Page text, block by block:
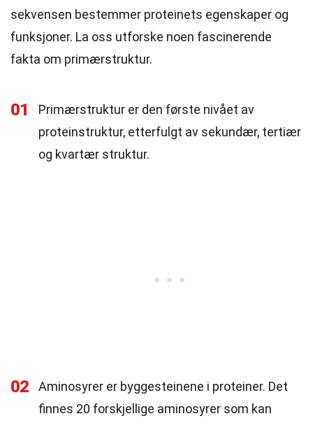
sekvensen bestemmer proteinets egenskaper og
funksjoner. La oss utforske noen fascinerende
fakta om primærstruktur.
01
Primærstruktur er den første nivået av
proteinstruktur, etterfulgt av sekundær, tertiær
og kvartær struktur.
02
Aminosyrer er byggesteinene i proteiner. Det
finnes 20 forskjellige aminosyrer som kan